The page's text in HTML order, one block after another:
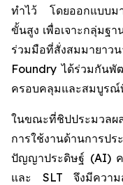
ทำไว้ โดยออกแบบม
ขั้นสูง เพื่อเจาะกลุ่มฐ
ร่วมมือที่สั่งสมมายา
Foundry ได้ร่วมกันพั
ครอบคลุมและสมบูรณ์
ในขณะที่ชิปประมวล
การใช้งานด้านการป
ปัญญาประดิษฐ์ (AI)
และ SLT จึงมีความ